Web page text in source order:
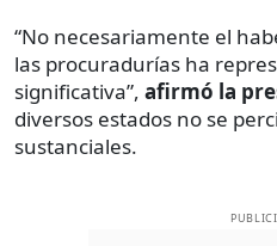
“No necesariamente el
las procuradurías ha
significativa”, afirmó la
diversos estados no se
sustanciales.